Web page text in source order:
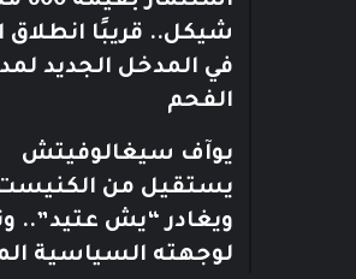
شيكل.. قريبًا انطلاق
في المدخل الجديد
الفحم
يوآف سيغالوفيتش
يستقيل من
ويغادر “يش عتيد”..
لوجهته السياسية